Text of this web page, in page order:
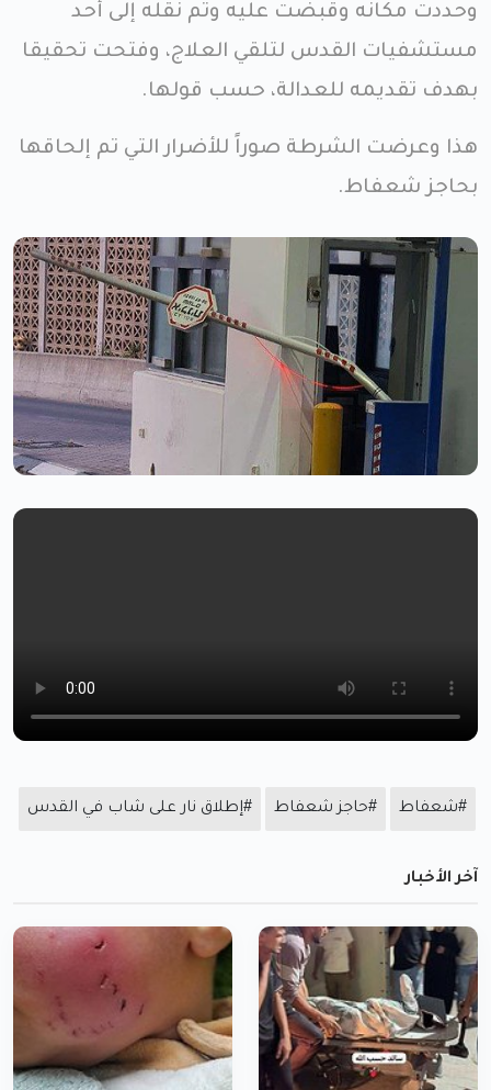
وحددت مكانه وقبضت عليه وتم نقله إلى أحد
مستشفيات القدس لتلقي العلاج، وفتحت تحقيقا
بهدف تقديمه للعدالة، حسب قولها.
هذا وعرضت الشرطة صوراً للأضرار التي تم إلحاقها
بحاجز شعفاط.
#شعفاط #حاجز شعفاط #إطلاق نار على شاب في القدس
آخر الأخبار